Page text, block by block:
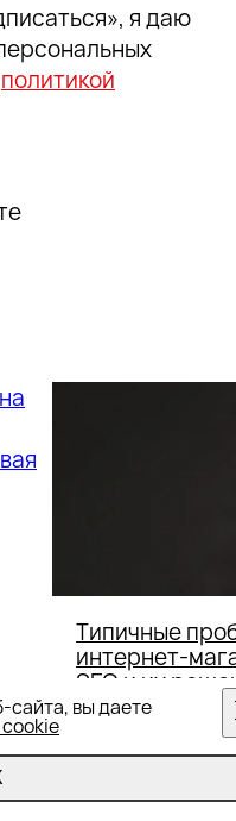
сайта, вы даете
я даю
политикой
в
Типичные
интернет-
SEO и их
Юрий
small
рассказал на